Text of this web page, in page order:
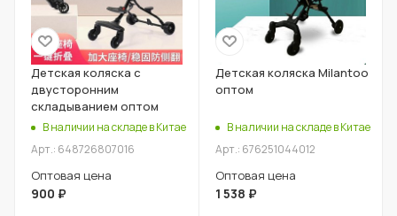
Детская коляска с
двусторонним
складыванием оптом
В наличии на складе в Китае
Арт.: 648726807016
Оптовая цена
900 ₽
Детская коляска Milantoo
оптом
В наличии на складе в Китае
Арт.: 676251044012
Оптовая цена
1 538 ₽